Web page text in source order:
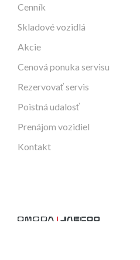
Cenník
Skladové vozidlá
Akcie
Cenová ponuka servisu
Rezervovať servis
Poistná udalosť
Prenájom vozidiel
Kontakt